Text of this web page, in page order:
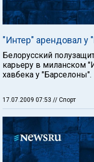
"Интер" арендовал у
Белорусский
карьеру в миланском
хавбека у "Барселоны".
17.07.2009 07:53 // Спорт